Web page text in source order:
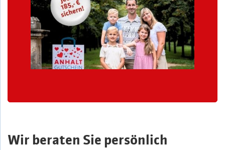
Wir beraten Sie persönlich